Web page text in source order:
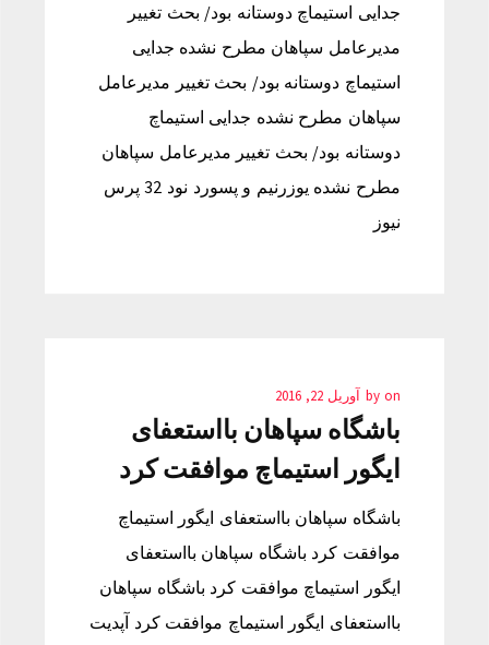
جدایی استیماچ دوستانه بود/ بحث تغییر
مدیرعامل سپاهان مطرح نشده جدایی
استیماچ دوستانه بود/ بحث تغییر مدیرعامل
سپاهان مطرح نشده جدایی استیماچ
دوستانه بود/ بحث تغییر مدیرعامل سپاهان
مطرح نشده یوزرنیم و پسورد نود 32 پرس
نیوز
by on آوریل 22, 2016
باشگاه سپاهان بااستعفای
ایگور استیماچ موافقت کرد
باشگاه سپاهان بااستعفای ایگور استیماچ
موافقت کرد باشگاه سپاهان بااستعفای
ایگور استیماچ موافقت کرد باشگاه سپاهان
بااستعفای ایگور استیماچ موافقت کرد آپدیت